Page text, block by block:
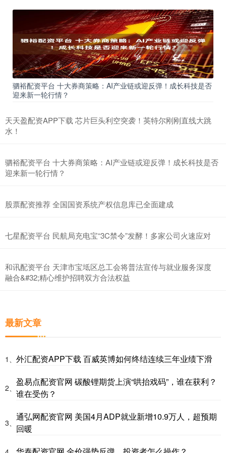
驷裕配资平台 十大券商策略：AI产业链或迎反弹！成长科技是否
迎来新一轮行情？
天天盈配资APP下载 芯片巨头利空突袭！英特尔刚刚直线大跳
水！
驷裕配资平台 十大券商策略：AI产业链或迎反弹！成长科技是否
迎来新一轮行情？
股票配资推荐 全国国资系统产权信息库已全面建成
七星配资平台 民航局充电宝“3C禁令”发酵！多家公司火速应对
和讯配资平台 天津市宝坻区总工会将普法宣传与就业服务深度
融合&#32;精心维护招聘双方合法权益
最新文章
1、 外汇配资APP下载 百威英博如何终结连续三年业绩下滑
2、
盈易点配资官网 碳酸锂期货上演“哄抬戏码”，谁在获利？
谁在受伤？
3、
通弘网配资官网 美国4月ADP就业新增10.9万人，超预期
回暖